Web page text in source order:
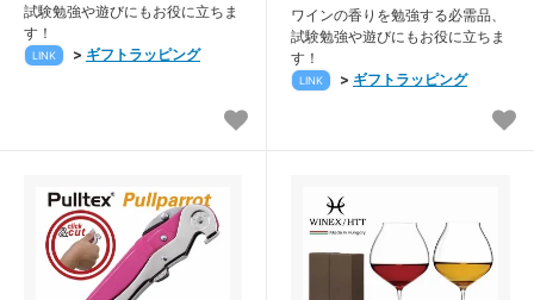
試験勉強や遊びにもお役に立ちま
す！
LINK > ギフトラッピング
ワインの香りを勉強する必需品、
試験勉強や遊びにもお役に立ちま
す！
LINK > ギフトラッピング